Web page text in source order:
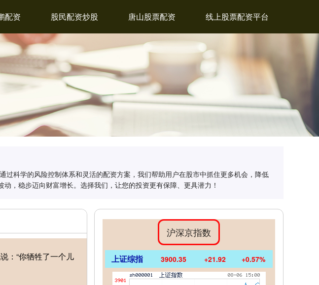
配资 股民配资炒股 唐山股票配资 线上股票配资平台
科学的风险控制体系和灵活的配资方案，我们帮助用户在股市中抓住更多机会，降低
，稳步迈向财富增长。选择我们，让您的投资更有保障、更具潜力！
：“你牺牲了一个儿
沪深京指数
上证综指 3900.35 +21.92 +0.57%